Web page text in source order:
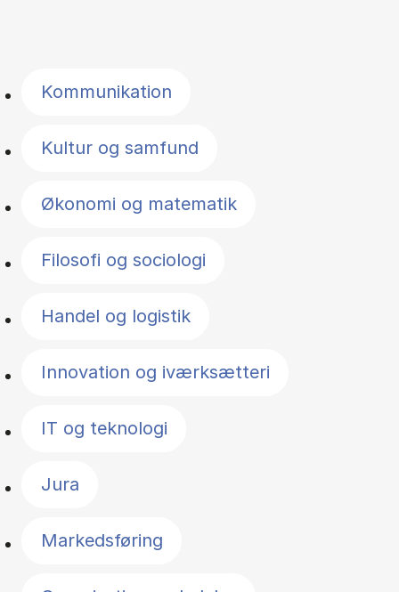
Kommunikation
Kultur og samfund
Økonomi og matematik
Filosofi og sociologi
Handel og logistik
Innovation og iværksætteri
IT og teknologi
Jura
Markedsføring